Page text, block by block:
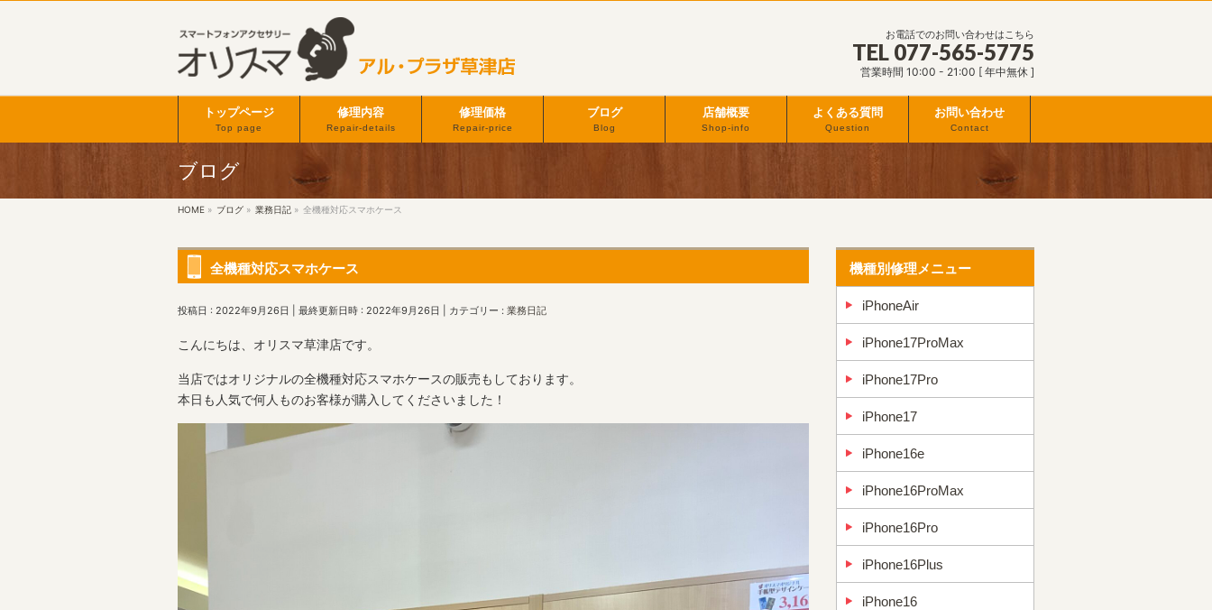
お電話でのお問い合わせはこちら
TEL 077-565-5775
営業時間 10:00 - 21:00 [ 年中無休 ]
トップページ
Top page
修理内容
Repair-details
修理価格
Repair-price
ブログ
Blog
店舗概要
Shop-info
よくある質問
Question
お問い合わせ
Contact
ブログ
HOME » ブログ » 業務日記 » 全機種対応スマホケース
全機種対応スマホケース
投稿日 : 2022年9月26日 最終更新日時 : 2022年9月26日 カテゴリー : 業務日記
こんにちは、オリスマ草津店です。
当店ではオリジナルの全機種対応スマホケースの販売もしております。
本日も人気で何人ものお客様が購入してくださいました！
機種別修理メニュー
iPhoneAir
iPhone17ProMax
iPhone17Pro
iPhone17
iPhone16e
iPhone16ProMax
iPhone16Pro
iPhone16Plus
iPhone16